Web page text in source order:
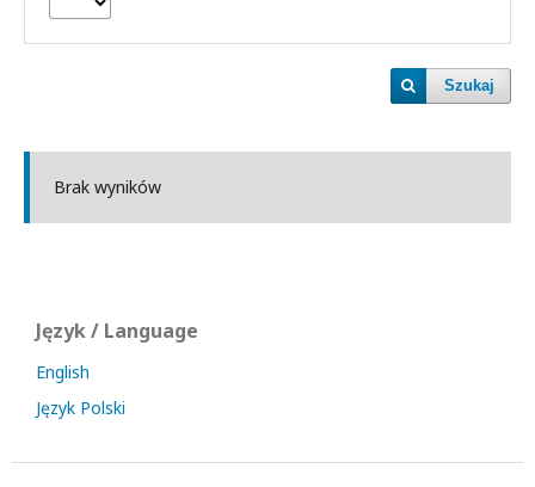
Szukaj
Brak wyników
Język / Language
English
Język Polski